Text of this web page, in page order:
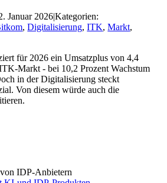
Januar 2026|Kategorien:
,Digitalisierung,ITK,Markt,
für 2026 ein Umsatzplus von 4,4
Markt - bei 10,2 Prozent Wachstum
in der Digitalisierung steckt
Von diesem würde auch die